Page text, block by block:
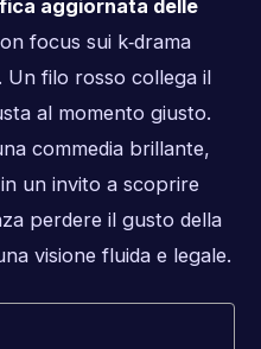
aggiornata delle
focus sui k‑drama
Un filo rosso collega il
al momento giusto.
commedia brillante,
un invito a scoprire
perdere il gusto della
visione fluida e legale.